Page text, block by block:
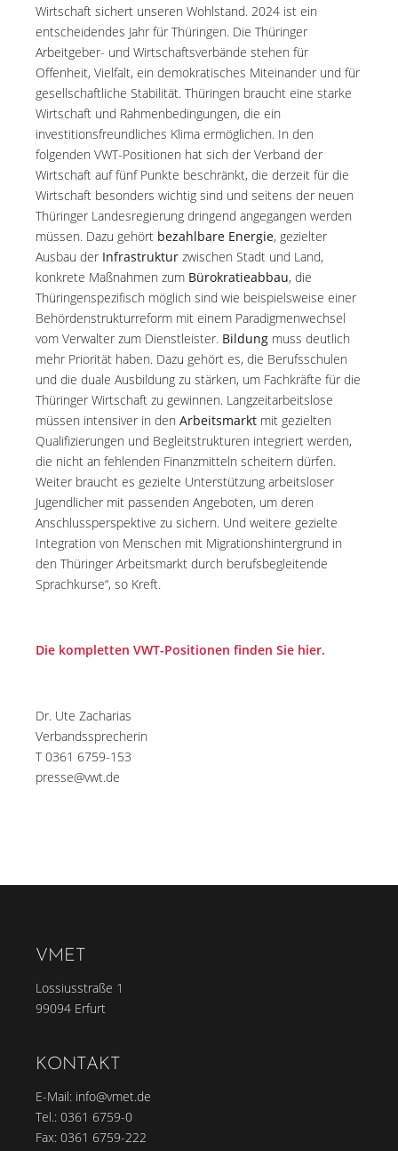
Wirtschaft sichert unseren Wohlstand. 2024 ist ein
entscheidendes Jahr für Thüringen. Die Thüringer
Arbeitgeber- und Wirtschaftsverbände stehen für
Offenheit, Vielfalt, ein demokratisches Miteinander und für
gesellschaftliche Stabilität. Thüringen braucht eine starke
Wirtschaft und Rahmenbedingungen, die ein
investitionsfreundliches Klima ermöglichen. In den
folgenden VWT-Positionen hat sich der Verband der
Wirtschaft auf fünf Punkte beschränkt, die derzeit für die
Wirtschaft besonders wichtig sind und seitens der neuen
Thüringer Landesregierung dringend angegangen werden
müssen. Dazu gehört bezahlbare Energie, gezielter
Ausbau der Infrastruktur zwischen Stadt und Land,
konkrete Maßnahmen zum Bürokratieabbau, die
Thüringenspezifisch möglich sind wie beispielsweise einer
Behördenstrukturreform mit einem Paradigmenwechsel
vom Verwalter zum Dienstleister. Bildung muss deutlich
mehr Priorität haben. Dazu gehört es, die Berufsschulen
und die duale Ausbildung zu stärken, um Fachkräfte für die
Thüringer Wirtschaft zu gewinnen. Langzeitarbeitslose
müssen intensiver in den Arbeitsmarkt mit gezielten
Qualifizierungen und Begleitstrukturen integriert werden,
die nicht an fehlenden Finanzmitteln scheitern dürfen.
Weiter braucht es gezielte Unterstützung arbeitsloser
Jugendlicher mit passenden Angeboten, um deren
Anschlussperspektive zu sichern. Und weitere gezielte
Integration von Menschen mit Migrationshintergrund in
den Thüringer Arbeitsmarkt durch berufsbegleitende
Sprachkurse“, so Kreft.
Die kompletten VWT-Positionen finden Sie hier.
Dr. Ute Zacharias
Verbandssprecherin
T 0361 6759-153
presse@vwt.de
VMET
Lossiusstraße 1
99094 Erfurt
KONTAKT
E-Mail: info@vmet.de
Tel.: 0361 6759-0
Fax: 0361 6759-222